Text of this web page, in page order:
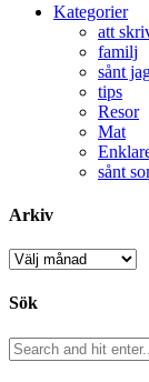
Kategorier
att
familj
sånt
tips
Resor
Mat
sånt
Arkiv
Arkiv
Sök